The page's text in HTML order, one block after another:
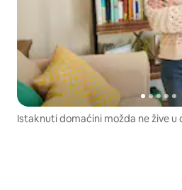
Istaknuti domaćini možda ne žive u